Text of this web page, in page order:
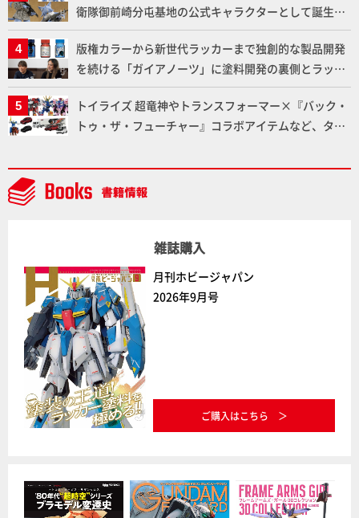
衛隊御前崎分屯基地の公式キャラクターとして誕生し
た「おまねこ」が着任！けもプラ公式サイト限定版と
通常版の2ラインで発売！
版権カラーから新世代ラッカーまで独創的な製品開発
を続ける「ガイアノーツ」に塗料開発の裏側とラッカ
ー塗料の未来についてインタビュー！
トイライズ 超竜神やトランスフォーマー×『バック・
トゥ・ザ・フューチャー』コラボアイテムなど、タカ
NEWITEM】
雑誌購入
月刊ホビージャパン
2026年9月号
ご購入はこちら